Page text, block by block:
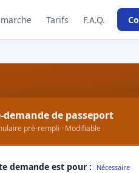
Tarifs F.A.Q.
demande de passeport
pré-rempli · Modifiable
demande est pour : Nécessaire